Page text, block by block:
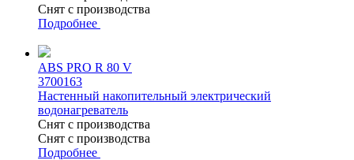
Снят с производства
Подробнее
ABS PRO R 80 V
3700163
Настенный накопительный электрический
водонагреватель
Снят с производства
Снят с производства
Подробнее